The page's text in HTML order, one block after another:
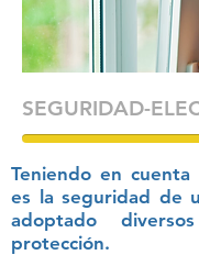
SEGURIDAD-
Teniendo en
es la seguridad de
adoptado
protección.